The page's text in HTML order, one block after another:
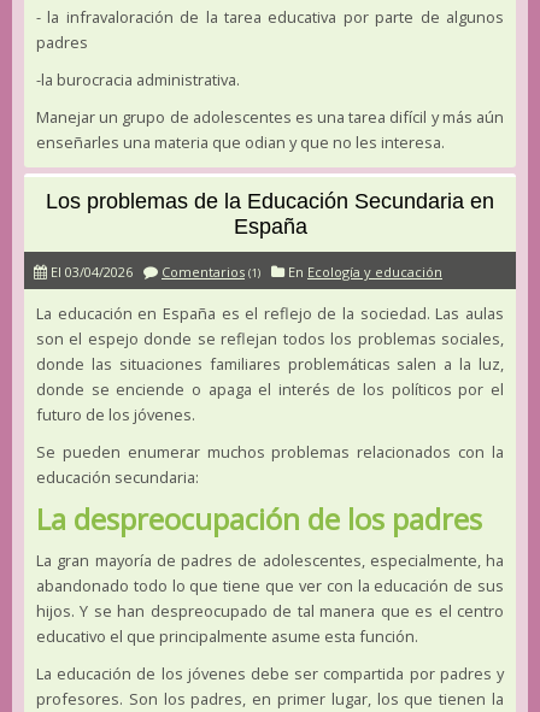
- la infravaloración de la tarea educativa por parte de algunos
padres
-la burocracia administrativa.
Manejar un grupo de adolescentes es una tarea difícil y más aún
enseñarles una materia que odian y que no les interesa.
Los problemas de la Educación Secundaria en
España
El 03/04/2026 Comentarios (1) En Ecología y educación
La educación en España es el reflejo de la sociedad. Las aulas
son el espejo donde se reflejan todos los problemas sociales,
donde las situaciones familiares problemáticas salen a la luz,
donde se enciende o apaga el interés de los políticos por el
futuro de los jóvenes.
Se pueden enumerar muchos problemas relacionados con la
educación secundaria:
La despreocupación de los padres
La gran mayoría de padres de adolescentes, especialmente, ha
abandonado todo lo que tiene que ver con la educación de sus
hijos. Y se han despreocupado de tal manera que es el centro
educativo el que principalmente asume esta función.
La educación de los jóvenes debe ser compartida por padres y
profesores. Son los padres, en primer lugar, los que tienen la